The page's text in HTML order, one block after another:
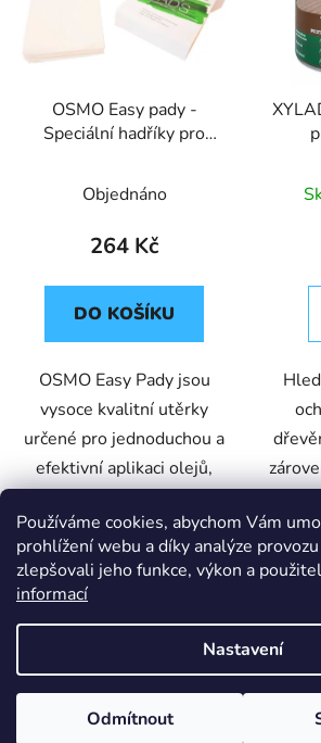
Používáme cookies, abychom Vám
prohlížení webu a díky analýze
zlepšovali jeho funkce, výkon a
informací
Nastavení
Odmítnout
Z důvodu dovolených je zákaznická linka mimo
OSMO Easy pady -
Speciální hadříky pro
povrchů 325x340mm
(balení 10ks)
Objednáno
264 Kč
DO KOŠÍKU
OSMO Easy Pady jsou
vysoce kvalitní utěrky
určené pro jednoduchou a
efektivní aplikaci olejů,
prostředků na dřevěné
povrchy. Jsou ideální pro
rovnoměrné...
Bezbarvý
Vytvořil Shoptet